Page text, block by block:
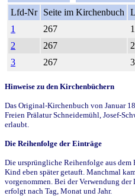
Lfd-Nr
Seite im Kirchenbuch
1
267 1
2
267 2
3
267 3
Hinweise zu den Kirchenbüchern
Das Original-Kirchenbuch von Januar
Freien Prälatur Schneidemühl, Josef-
erlaubt.
Die Reihenfolge der Einträge
Die ursprüngliche Reihenfolge aus dem
Kind eben später getauft. Manchmal
vorgenommen. Bei der Verwendung
erfolgt nach Tag, Monat und Jahr.